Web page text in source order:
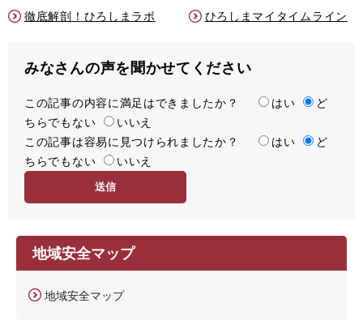
徹底解剖！ひろしまラボ ひろしまマイタイムライン
みなさんの声を聞かせてください
満
足
度
この記事の内容に満足はできましたか？ はい
ど
ちらでもない
いいえ
容
易
この記事は容易に見つけられましたか？ はい
ど
ちらでもない
いいえ
地域安全マップ
地域安全マップ